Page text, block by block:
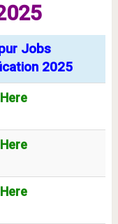
Jobs
2025